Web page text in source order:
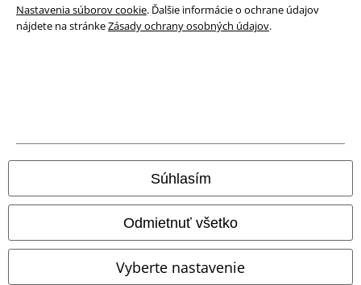
Nastavenia súborov cookie. Ďalšie informácie o ochrane údajov
nájdete na stránkeZásady ochrany osobných údajov.
Súhlasím
Odmietnuť všetko
Vyberte nastavenie
Podmienky
Imprint
Ochrana osobných údajov
Likvidácia odpadu a ochrana životného prostredia